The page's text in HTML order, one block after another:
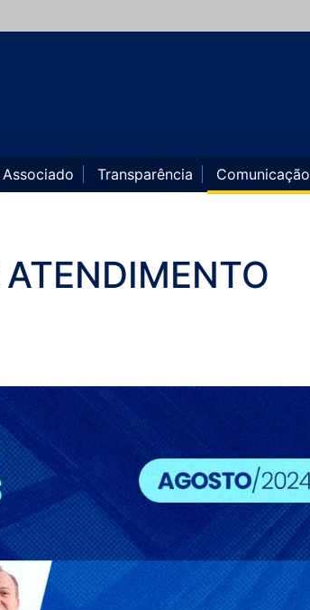
Associado Transparência Comunicação